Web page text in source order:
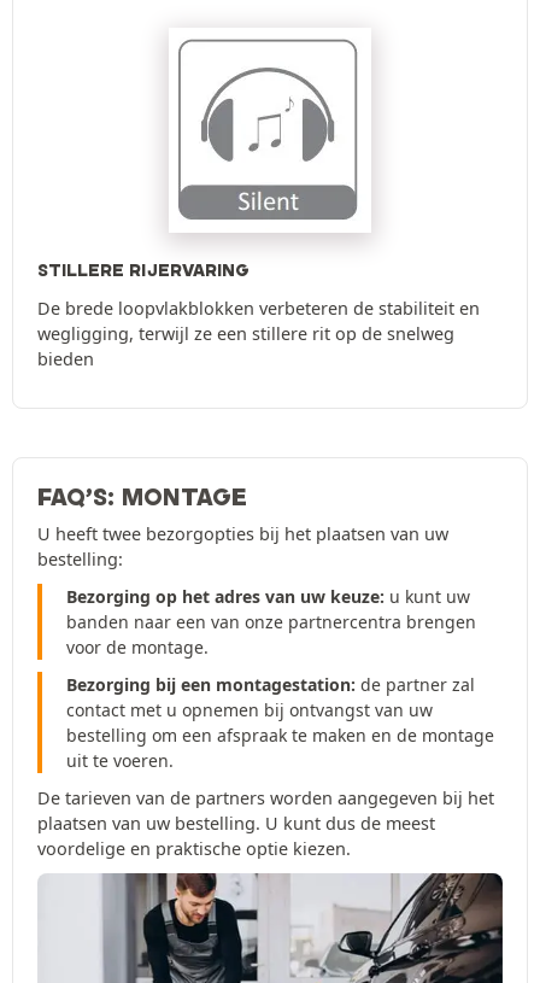
STILLERE RIJERVARING
De brede loopvlakblokken verbeteren de stabiliteit en
wegligging, terwijl ze een stillere rit op de snelweg
bieden
FAQ’S: MONTAGE
U heeft twee bezorgopties bij het plaatsen van uw
bestelling:
Bezorging op het adres van uw keuze: u kunt uw
banden naar een van onze partnercentra brengen
voor de montage.
Bezorging bij een montagestation: de partner zal
contact met u opnemen bij ontvangst van uw
bestelling om een afspraak te maken en de montage
uit te voeren.
De tarieven van de partners worden aangegeven bij het
plaatsen van uw bestelling. U kunt dus de meest
voordelige en praktische optie kiezen.